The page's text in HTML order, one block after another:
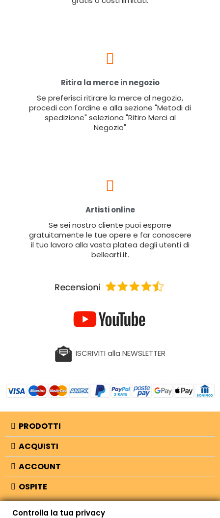
Ritira la merce in negozio
Se preferisci ritirare la merce al negozio,
procedi con l'ordine e alla sezione "Metodi di
spedizione" seleziona "Ritiro Merci al
Negozio"
Artisti online
Se sei nostro cliente puoi esporre
gratuitamente le tue opere e far conoscere
il tuo lavoro alla vasta platea degli utenti di
bellearti.it.
ISCRIVITI alla NEWSLETTER
PRODOTTI
ACQUISTI
ACCOUNT
OSPITE
Controlla la tua privacy